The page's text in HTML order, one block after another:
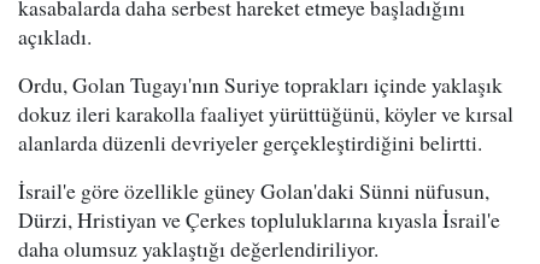
kasabalarda daha serbest hareket etmeye başladığını
açıkladı.
Ordu, Golan Tugayı'nın Suriye toprakları içinde yaklaşık
dokuz ileri karakolla faaliyet yürüttüğünü, köyler ve kırsal
alanlarda düzenli devriyeler gerçekleştirdiğini belirtti.
İsrail'e göre özellikle güney Golan'daki Sünni nüfusun,
Dürzi, Hristiyan ve Çerkes topluluklarına kıyasla İsrail'e
daha olumsuz yaklaştığı değerlendiriliyor.